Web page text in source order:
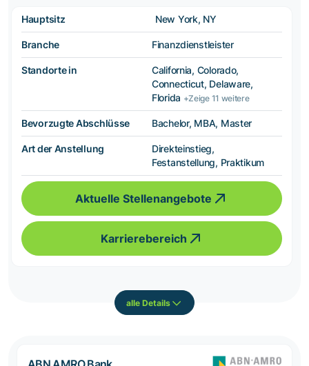
Hauptsitz New York, NY
Branche Finanzdienstleister
Standorte in
California, Colorado,
Connecticut, Delaware,
Florida +Zeige 11 weitere
Bevorzugte Abschlüsse Bachelor, MBA, Master
Art der Anstellung
Direkteinstieg,
Festanstellung, Praktikum
Aktuelle Stellenangebote
Karrierebereich
alle Details